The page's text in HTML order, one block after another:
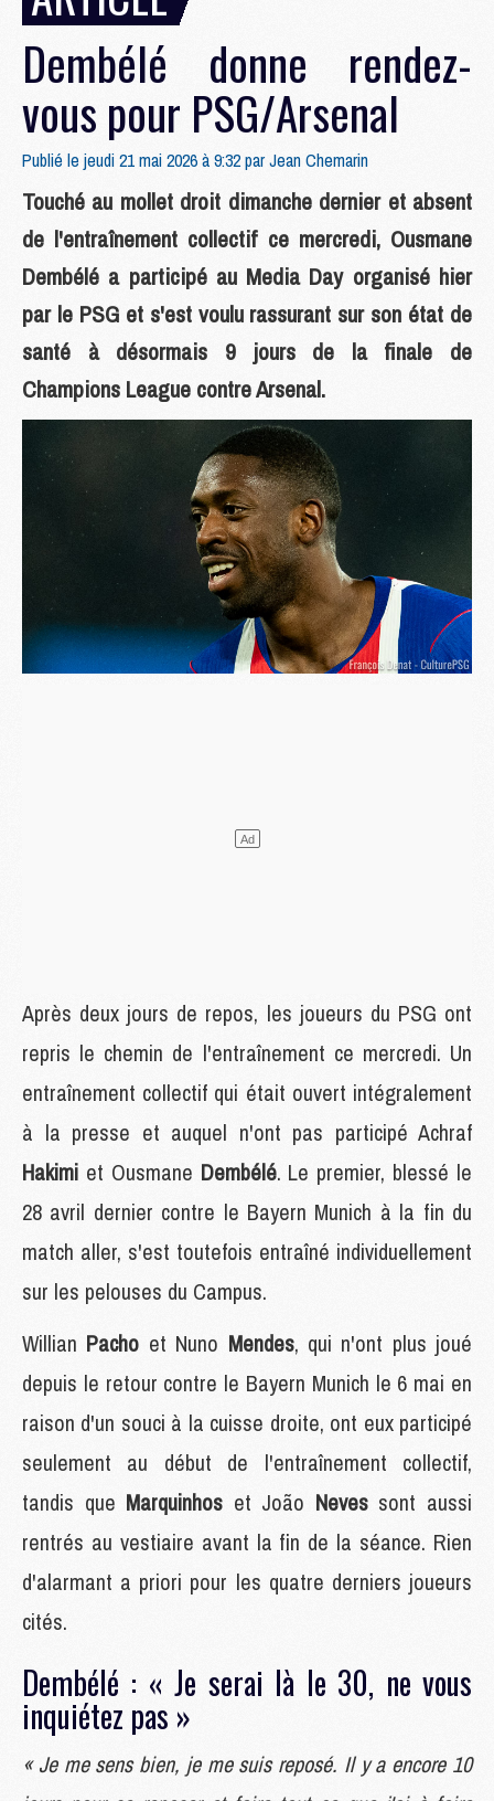
Dembélé donne rendez-
vous pour PSG/Arsenal
Publié le jeudi 21 mai 2026 à 9:32 parJean Chemarin
Touché au mollet droit dimanche dernier et absent
de l'entraînement collectif ce mercredi, Ousmane
Dembélé a participé au Media Day organisé hier
par le PSG et s'est voulu rassurant sur son état de
santé à désormais 9 jours de la finale de
Champions League contre Arsenal.
Après deux jours de repos, les joueurs du PSG ont
repris le chemin de l'entraînement ce mercredi. Un
entraînement collectif qui était ouvert intégralement
à la presse et auquel n'ont pas participé Achraf
Hakimi et Ousmane Dembélé. Le premier, blessé le
28 avril dernier contre le Bayern Munich à la fin du
match aller, s'est toutefois entraîné individuellement
sur les pelouses du Campus.
Willian Pacho et Nuno Mendes, qui n'ont plus joué
depuis le retour contre le Bayern Munich le 6 mai en
raison d'un souci à la cuisse droite, ont eux participé
seulement au début de l'entraînement collectif,
tandis que Marquinhos et João Neves sont aussi
rentrés au vestiaire avant la fin de la séance. Rien
d'alarmant a priori pour les quatre derniers joueurs
cités.
Dembélé : « Je serai là le 30, ne vous
inquiétez pas »
« Je me sens bien, je me suis reposé. Il y a encore 10